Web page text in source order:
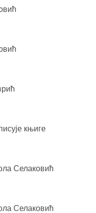
књиге
Селаковић
Селаковић